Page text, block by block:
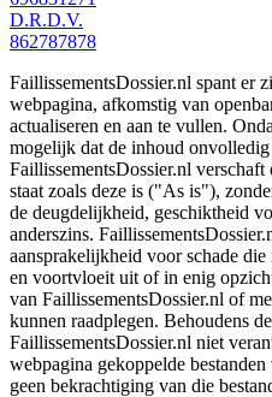
D.R.D.V.
862787878
FaillissementsDossier.nl spant er
webpagina, afkomstig van
actualiseren en aan te vullen.
mogelijk dat de inhoud
FaillissementsDossier.nl
staat zoals deze is ("As is"),
de deugdelijkheid, geschiktheid
anderszins.
aansprakelijkheid voor schade
en voortvloeit uit of in enig
van FaillissementsDossier.nl of
kunnen raadplegen. Behoudens
FaillissementsDossier.nl niet
webpagina gekoppelde
geen bekrachtiging van die